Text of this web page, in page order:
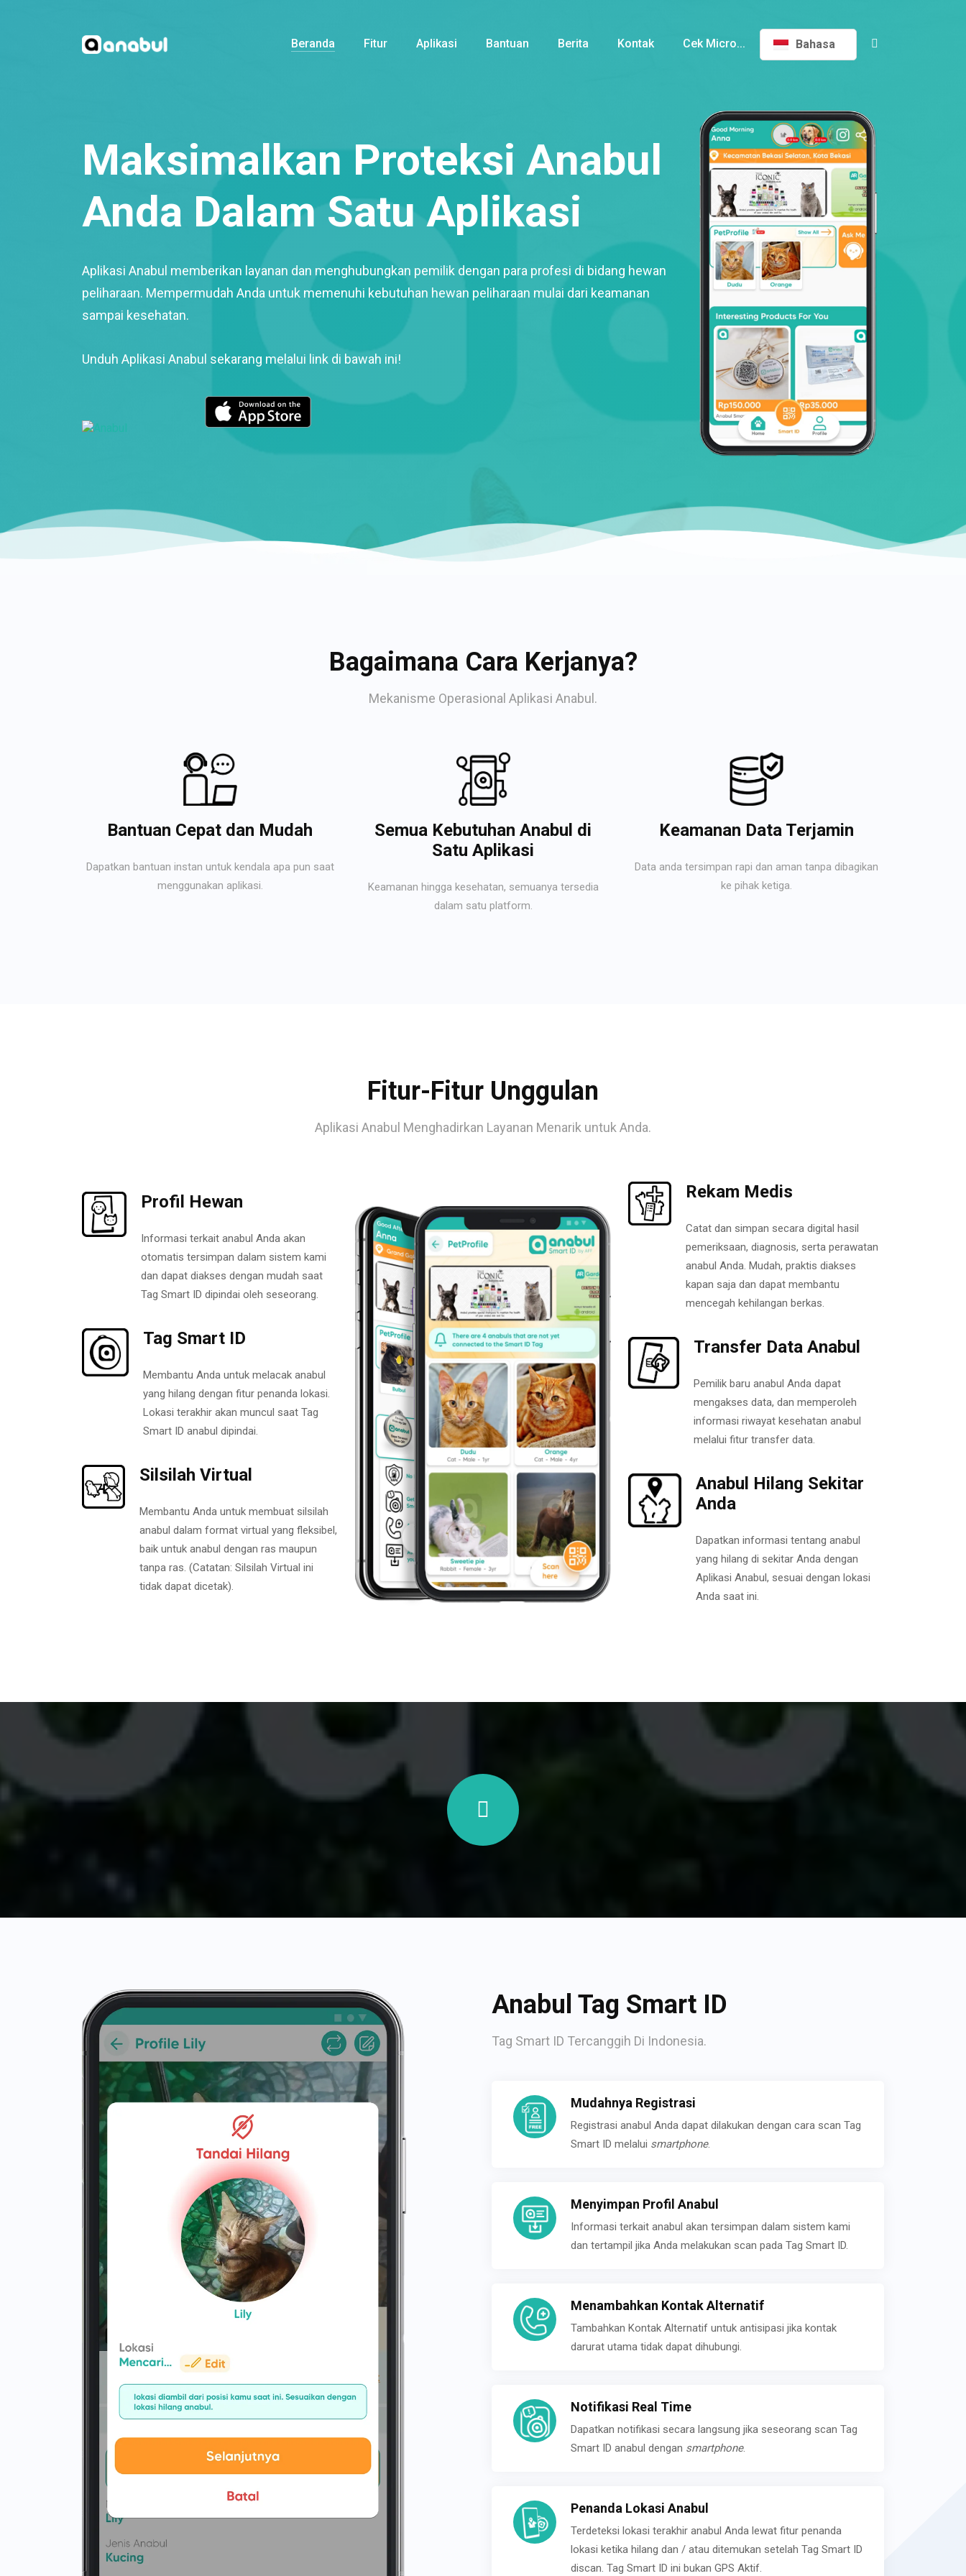
Beranda Fitur Aplikasi Bantuan Berita Kontak Cek Micro... Bahasa
Maksimalkan Proteksi Anabul
Anda Dalam Satu Aplikasi
Aplikasi Anabul memberikan layanan dan menghubungkan pemilik dengan para profesi di bidang hewan
peliharaan. Mempermudah Anda untuk memenuhi kebutuhan hewan peliharaan mulai dari keamanan
sampai kesehatan.
Unduh Aplikasi Anabul sekarang melalui link di bawah ini!
Bagaimana Cara Kerjanya?
Mekanisme Operasional Aplikasi Anabul.
Bantuan Cepat dan Mudah
Dapatkan bantuan instan untuk kendala apa pun saat
menggunakan aplikasi.
Semua Kebutuhan Anabul di
Satu Aplikasi
Keamanan hingga kesehatan, semuanya tersedia
dalam satu platform.
Keamanan Data Terjamin
Data anda tersimpan rapi dan aman tanpa dibagikan
ke pihak ketiga.
Fitur-Fitur Unggulan
Aplikasi Anabul Menghadirkan Layanan Menarik untuk Anda.
Profil Hewan
Informasi terkait anabul Anda akan
otomatis tersimpan dalam sistem kami
dan dapat diakses dengan mudah saat
Tag Smart ID dipindai oleh seseorang.
Tag Smart ID
Membantu Anda untuk melacak anabul
yang hilang dengan fitur penanda lokasi.
Lokasi terakhir akan muncul saat Tag
Smart ID anabul dipindai.
Silsilah Virtual
Membantu Anda untuk membuat silsilah
anabul dalam format virtual yang fleksibel,
baik untuk anabul dengan ras maupun
tanpa ras. (Catatan: Silsilah Virtual ini
tidak dapat dicetak).
Rekam Medis
Catat dan simpan secara digital hasil
pemeriksaan, diagnosis, serta perawatan
anabul Anda. Mudah, praktis diakses
kapan saja dan dapat membantu
mencegah kehilangan berkas.
Transfer Data Anabul
Pemilik baru anabul Anda dapat
mengakses data, dan memperoleh
informasi riwayat kesehatan anabul
melalui fitur transfer data.
Anabul Hilang Sekitar
Anda
Dapatkan informasi tentang anabul
yang hilang di sekitar Anda dengan
Aplikasi Anabul, sesuai dengan lokasi
Anda saat ini.
Anabul Tag Smart ID
Tag Smart ID Tercanggih Di Indonesia.
Mudahnya Registrasi
Registrasi anabul Anda dapat dilakukan dengan cara scan Tag
Smart ID melalui smartphone.
Menyimpan Profil Anabul
Informasi terkait anabul akan tersimpan dalam sistem kami
dan tertampil jika Anda melakukan scan pada Tag Smart ID.
Menambahkan Kontak Alternatif
Tambahkan Kontak Alternatif untuk antisipasi jika kontak
darurat utama tidak dapat dihubungi.
Notifikasi Real Time
Dapatkan notifikasi secara langsung jika seseorang scan Tag
Smart ID anabul dengan smartphone.
Penanda Lokasi Anabul
Terdeteksi lokasi terakhir anabul Anda lewat fitur penanda
lokasi ketika hilang dan / atau ditemukan setelah Tag Smart ID
discan. Tag Smart ID ini bukan GPS Aktif.